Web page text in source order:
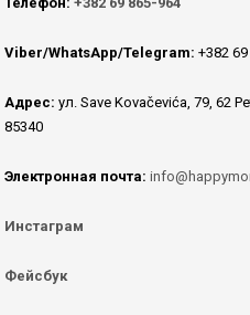
Viber/WhatsApp/Telegram: +382
Адрес: ул. Save Kovačevića, 79, 62
85340
Электронная почта:
Инстаграм
Фейсбук